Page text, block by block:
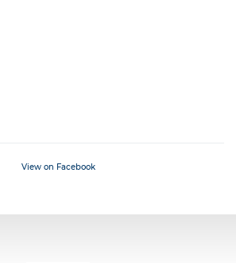
View on Facebook